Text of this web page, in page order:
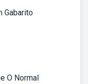
Gabarito
O Normal